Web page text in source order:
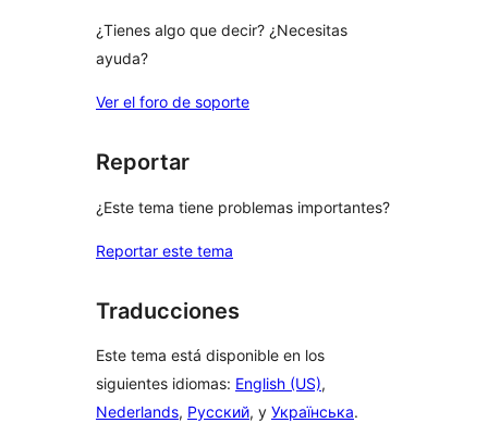
¿Tienes algo que decir? ¿Necesitas
ayuda?
Ver el foro de soporte
Reportar
¿Este tema tiene problemas importantes?
Reportar este tema
Traducciones
Este tema está disponible en los
siguientes idiomas: English (US),
Nederlands, Русский, y Українська.